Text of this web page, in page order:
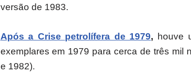
versão de 1983.
Após a Crise petrolífera de 1979, houve
exemplares em 1979 para cerca de três mil
e 1982).